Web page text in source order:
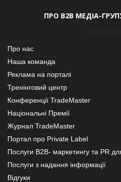
ПРО В2В МЕДІА-
Про нас
Наша команда
Реклама на порталі
Тренінговий центр
Конференції TradeMaster
Національні Премії
Журнал TradeMaster
Портал про Private Label
Послуги В2В- маркетингу та PR для
Послуги з надання інформації
Відгуки